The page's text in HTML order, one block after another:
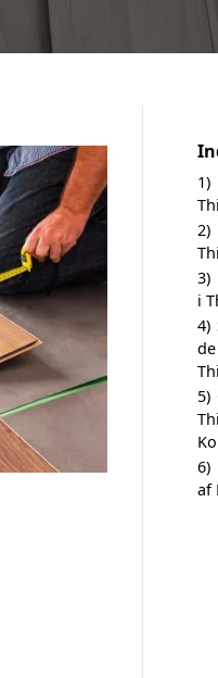
1)
2)
3)
i
4)
5)
6)
af